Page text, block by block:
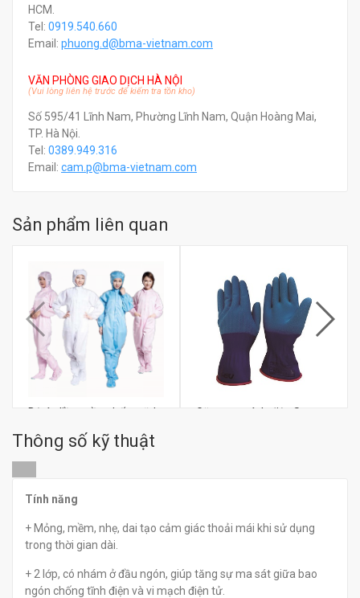
HCM.
Tel: 0919.540.660
Email: phuong.d@bma-vietnam.com
VĂN PHÒNG GIAO DỊCH HÀ NỘI
(Vui lòng liên hệ trước để kiểm tra tồn kho)
Số 595/41 Lĩnh Nam, Phường Lĩnh Nam, Quận Hoàng Mai,
TP. Hà Nội.
Tel: 0389.949.316
Email: cam.p@bma-vietnam.com
Sản phẩm liên quan
Bộ áo liền quần chống tĩnh
0
Găng tay cách điện Snap-
Thông số kỹ thuật
Tính năng
+ Mỏng, mềm, nhẹ, dai tạo cảm giác thoải mái khi sử dụng
trong thời gian dài.
+ 2 lớp, có nhám ở đầu ngón, giúp tăng sự ma sát giữa bao
ngón chống tĩnh điện và vi mạch điện tử.